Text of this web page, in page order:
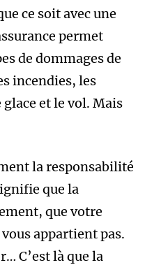
ce soit avec une
permet
de dommages de
incendies, les
glace et le vol. Mais
la responsabilité
que la
que votre
appartient pas.
C’est là que la